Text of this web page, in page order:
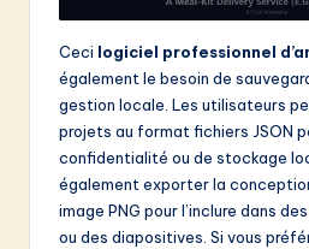
Ceci logiciel professionnel
également le besoin de
gestion locale. Les utilisateurs
projets au format fichiers JSON
confidentialité ou de stockage
également exporter la
image PNG pour l’inclure dans
ou des diapositives. Si vous